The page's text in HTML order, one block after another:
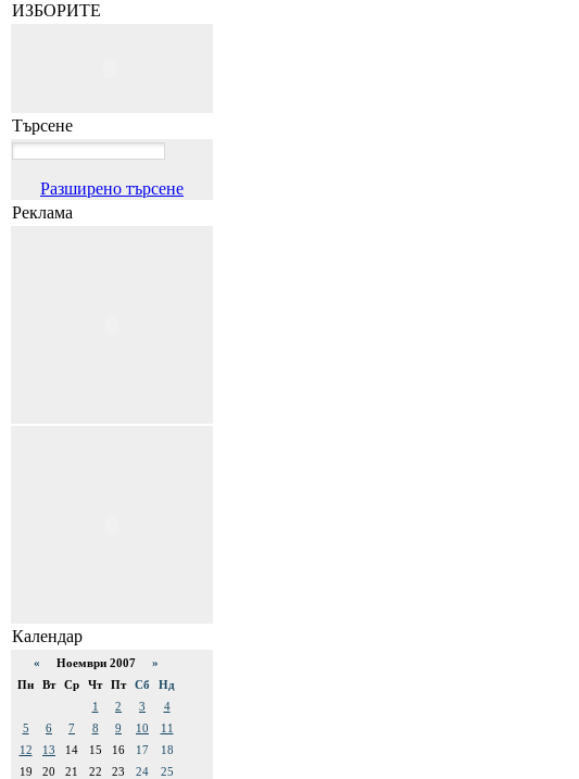
ИЗБОРИТЕ
Търсене
Разширено търсене
Реклама
Календар
« Ноември 2007 »
Пн
Вт Ср Чт Пт Сб
Нд
1
2 3
4
5
6 7 8 9 10
11
12
13 14 15 16 17
18
19
20 21 22 23 24
25